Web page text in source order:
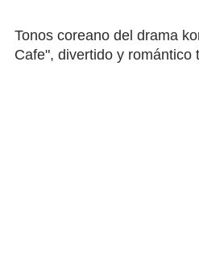
Tonos coreano del drama
Cafe", divertido y romántico